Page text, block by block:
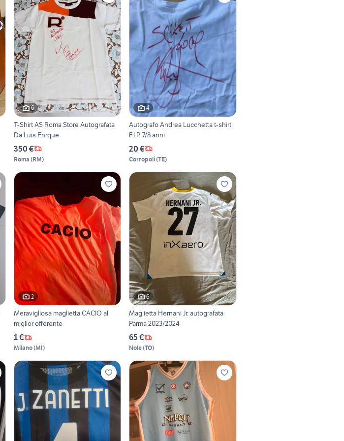
6
T-Shirt AS Roma Store Autografata
Da Luis Enrque
350 €
Roma (RM)
4
Autografo Andrea Lucchetta t-shirt
F.I.P. 7/8 anni
20 €
Corropoli(TE)
2
Meravigliosa maglietta CACIO al
miglior offerente
1 €
Milano(MI)
6
Maglietta Hernani Jr. autografata
Parma 2023/2024
65 €
Nole(TO)